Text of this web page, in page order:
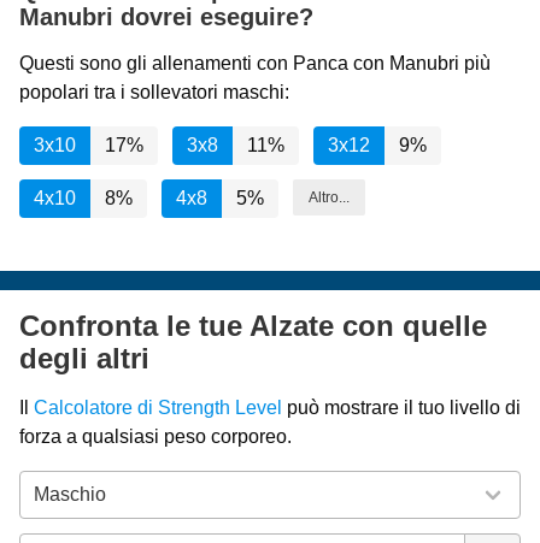
Manubri dovrei eseguire?
Questi sono gli allenamenti con Panca con Manubri più
popolari tra i sollevatori maschi:
3x10 17% 3x8 11% 3x12 9%
4x10 8% 4x8 5% Altro...
Confronta le tue Alzate con quelle
degli altri
Calcolatore di Strength Level può mostrare il tuo livello di
forza a qualsiasi peso corporeo.